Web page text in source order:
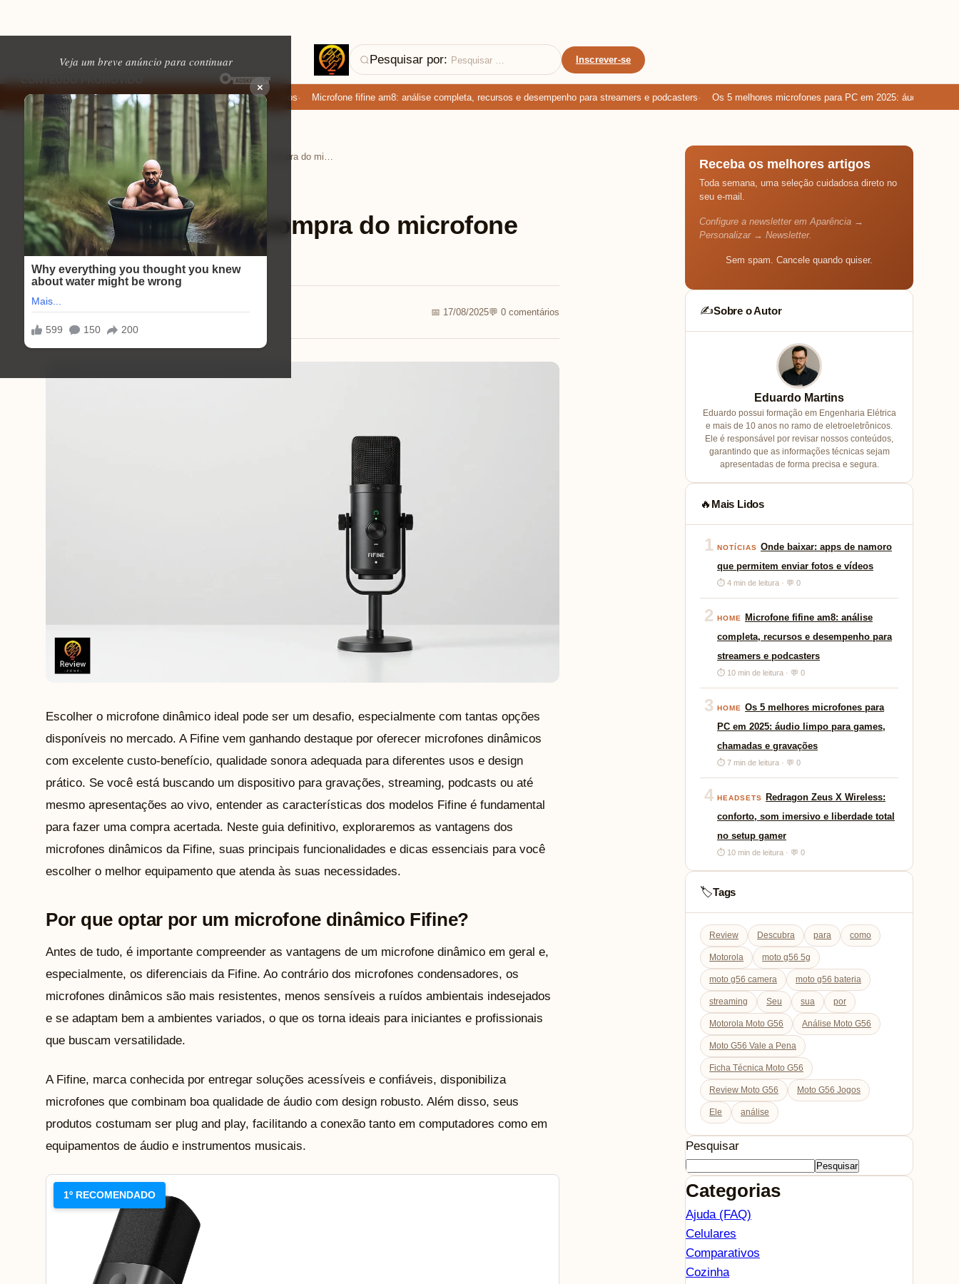
Veja um breve anúncio para continuar
×
Pesquisar por: Inscrever-se
EM ALTA
Onde baixar: apps de namoro que permitem enviar fotos e vídeos Microfone fifine am8: análise completa, recursos e desempenho para streamers e podcasters Os 5 melhores microfones para PC em 2025: áudio limpo para
Home Microfones USB
Microfones USB ⏱ 11 min de leitura
Guia definitivo de compra do microfone
dinâmico Fifine
📅 17/08/2025💬 0 comentários
Escolher o microfone dinâmico ideal pode ser um desafio, especialmente com tantas opções
disponíveis no mercado. A Fifine vem ganhando destaque por oferecer microfones dinâmicos
com excelente custo-benefício, qualidade sonora adequada para diferentes usos e design
prático. Se você está buscando um dispositivo para gravações, streaming, podcasts ou até
mesmo apresentações ao vivo, entender as características dos modelos Fifine é fundamental
para fazer uma compra acertada. Neste guia definitivo, exploraremos as vantagens dos
microfones dinâmicos da Fifine, suas principais funcionalidades e dicas essenciais para você
escolher o melhor equipamento que atenda às suas necessidades.
Por que optar por um microfone dinâmico Fifine?
Antes de tudo, é importante compreender as vantagens de um microfone dinâmico em geral e,
especialmente, os diferenciais da Fifine. Ao contrário dos microfones condensadores, os
microfones dinâmicos são mais resistentes, menos sensíveis a ruídos ambientais indesejados
e se adaptam bem a ambientes variados, o que os torna ideais para iniciantes e profissionais
que buscam versatilidade.
A Fifine, marca conhecida por entregar soluções acessíveis e confiáveis, disponibiliza
microfones que combinam boa qualidade de áudio com design robusto. Além disso, seus
produtos costumam ser plug and play, facilitando a conexão tanto em computadores como em
equipamentos de áudio e instrumentos musicais.
1º RECOMENDADO
Receba os melhores artigos
Toda semana, uma seleção cuidadosa direto no
seu e-mail.
Configure a newsletter em Aparência →
Personalizar → Newsletter.
Sem spam. Cancele quando quiser.
✍️Sobre o Autor
Eduardo Martins
Eduardo possui formação em Engenharia Elétrica
e mais de 10 anos no ramo de eletroeletrônicos.
Ele é responsável por revisar nossos conteúdos,
garantindo que as informações técnicas sejam
apresentadas de forma precisa e segura.
🔥 Mais Lidos
1 NOTÍCIAS Onde baixar: apps de namoro
que permitem enviar fotos e vídeos
⏱ 4 min de leitura · 💬 0
2 HOME
Microfone fifine am8: análise
completa, recursos e desempenho para
streamers e podcasters
⏱ 10 min de leitura · 💬 0
3 HOME
Os 5 melhores microfones para
PC em 2025: áudio limpo para games,
chamadas e gravações
⏱ 7 min de leitura · 💬 0
4 HEADSETS
Redragon Zeus X Wireless:
conforto, som imersivo e liberdade total
no setup gamer
⏱ 10 min de leitura · 💬 0
🏷️Tags
Review Descubra para como
Motorola moto g56 5g
moto g56 camera moto g56 bateria
streaming Seu sua por
Motorola Moto G56 Análise Moto G56
Moto G56 Vale a Pena
Ficha Técnica Moto G56
Review Moto G56 Moto G56 Jogos
Ele análise
Pesquisar
Pesquisar
Categorias
Ajuda (FAQ)
Celulares
Comparativos
Cozinha